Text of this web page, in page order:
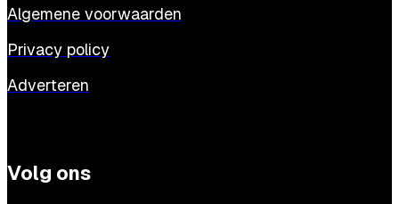
Algemene voorwaarden
Privacy policy
Adverteren
Volg ons